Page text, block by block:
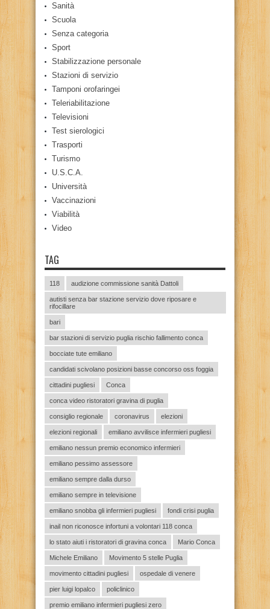
Sanità
Scuola
Senza categoria
Sport
Stabilizzazione personale
Stazioni di servizio
Tamponi orofaringei
Teleriabilitazione
Televisioni
Test sierologici
Trasporti
Turismo
U.S.C.A.
Università
Vaccinazioni
Viabilità
Video
TAG
118 audizione commissione sanità Dattoli
autisti senza bar stazione servizio dove riposare e
rifocillare
bari
bar stazioni di servizio puglia rischio fallimento conca
bocciate tute emiliano
candidati scivolano posizioni basse concorso oss foggia
cittadini pugliesi Conca
conca video ristoratori gravina di puglia
consiglio regionale coronavirus elezioni
elezioni regionali emiliano avvilisce infermieri pugliesi
emiliano nessun premio economico infermieri
emiliano pessimo assessore
emiliano sempre dalla durso
emiliano sempre in televisione
emiliano snobba gli infermieri pugliesi fondi crisi puglia
inail non riconosce infortuni a volontari 118 conca
lo stato aiuti i ristoratori di gravina conca Mario Conca
Michele Emiliano Movimento 5 stelle Puglia
movimento cittadini pugliesi ospedale di venere
pier luigi lopalco policlinico
premio emiliano infermieri pugliesi zero